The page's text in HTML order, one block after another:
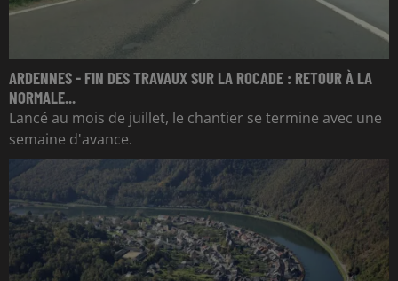
ARDENNES - FIN DES TRAVAUX SUR LA ROCADE : RETOUR À LA
NORMALE...
Lancé au mois de juillet, le chantier se termine avec une
semaine d'avance.